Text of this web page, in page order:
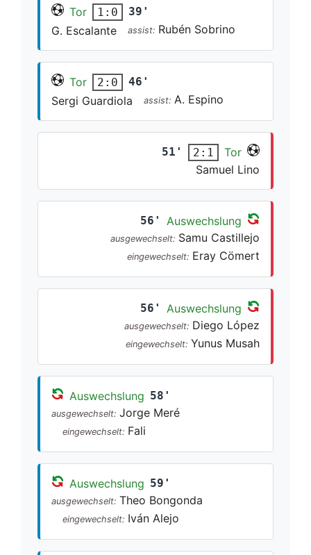
Tor 1:0 39'
G. Escalante assist: Rubén Sobrino
Tor 2:0 46'
Sergi Guardiola assist: A. Espino
51' 2:1
Tor
Samuel Lino
56' Auswechslung
ausgewechselt: Samu Castillejo
eingewechselt: Eray Cömert
56' Auswechslung
ausgewechselt: Diego López
eingewechselt: Yunus Musah
Auswechslung 58'
ausgewechselt: Jorge Meré
eingewechselt: Fali
Auswechslung 59'
ausgewechselt: Theo Bongonda
eingewechselt: Iván Alejo